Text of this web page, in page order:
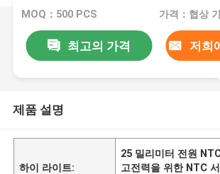
MOQ：500 PCS 가격：협상
최고의 가격 저희
제품 설명
하이 라이트:
25 밀리미터 전원
고전력을 위한 NTC